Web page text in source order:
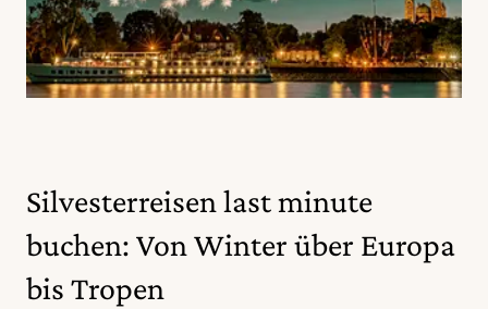
Silvesterreisen last minute
buchen: Von Winter über Europa
bis Tropen